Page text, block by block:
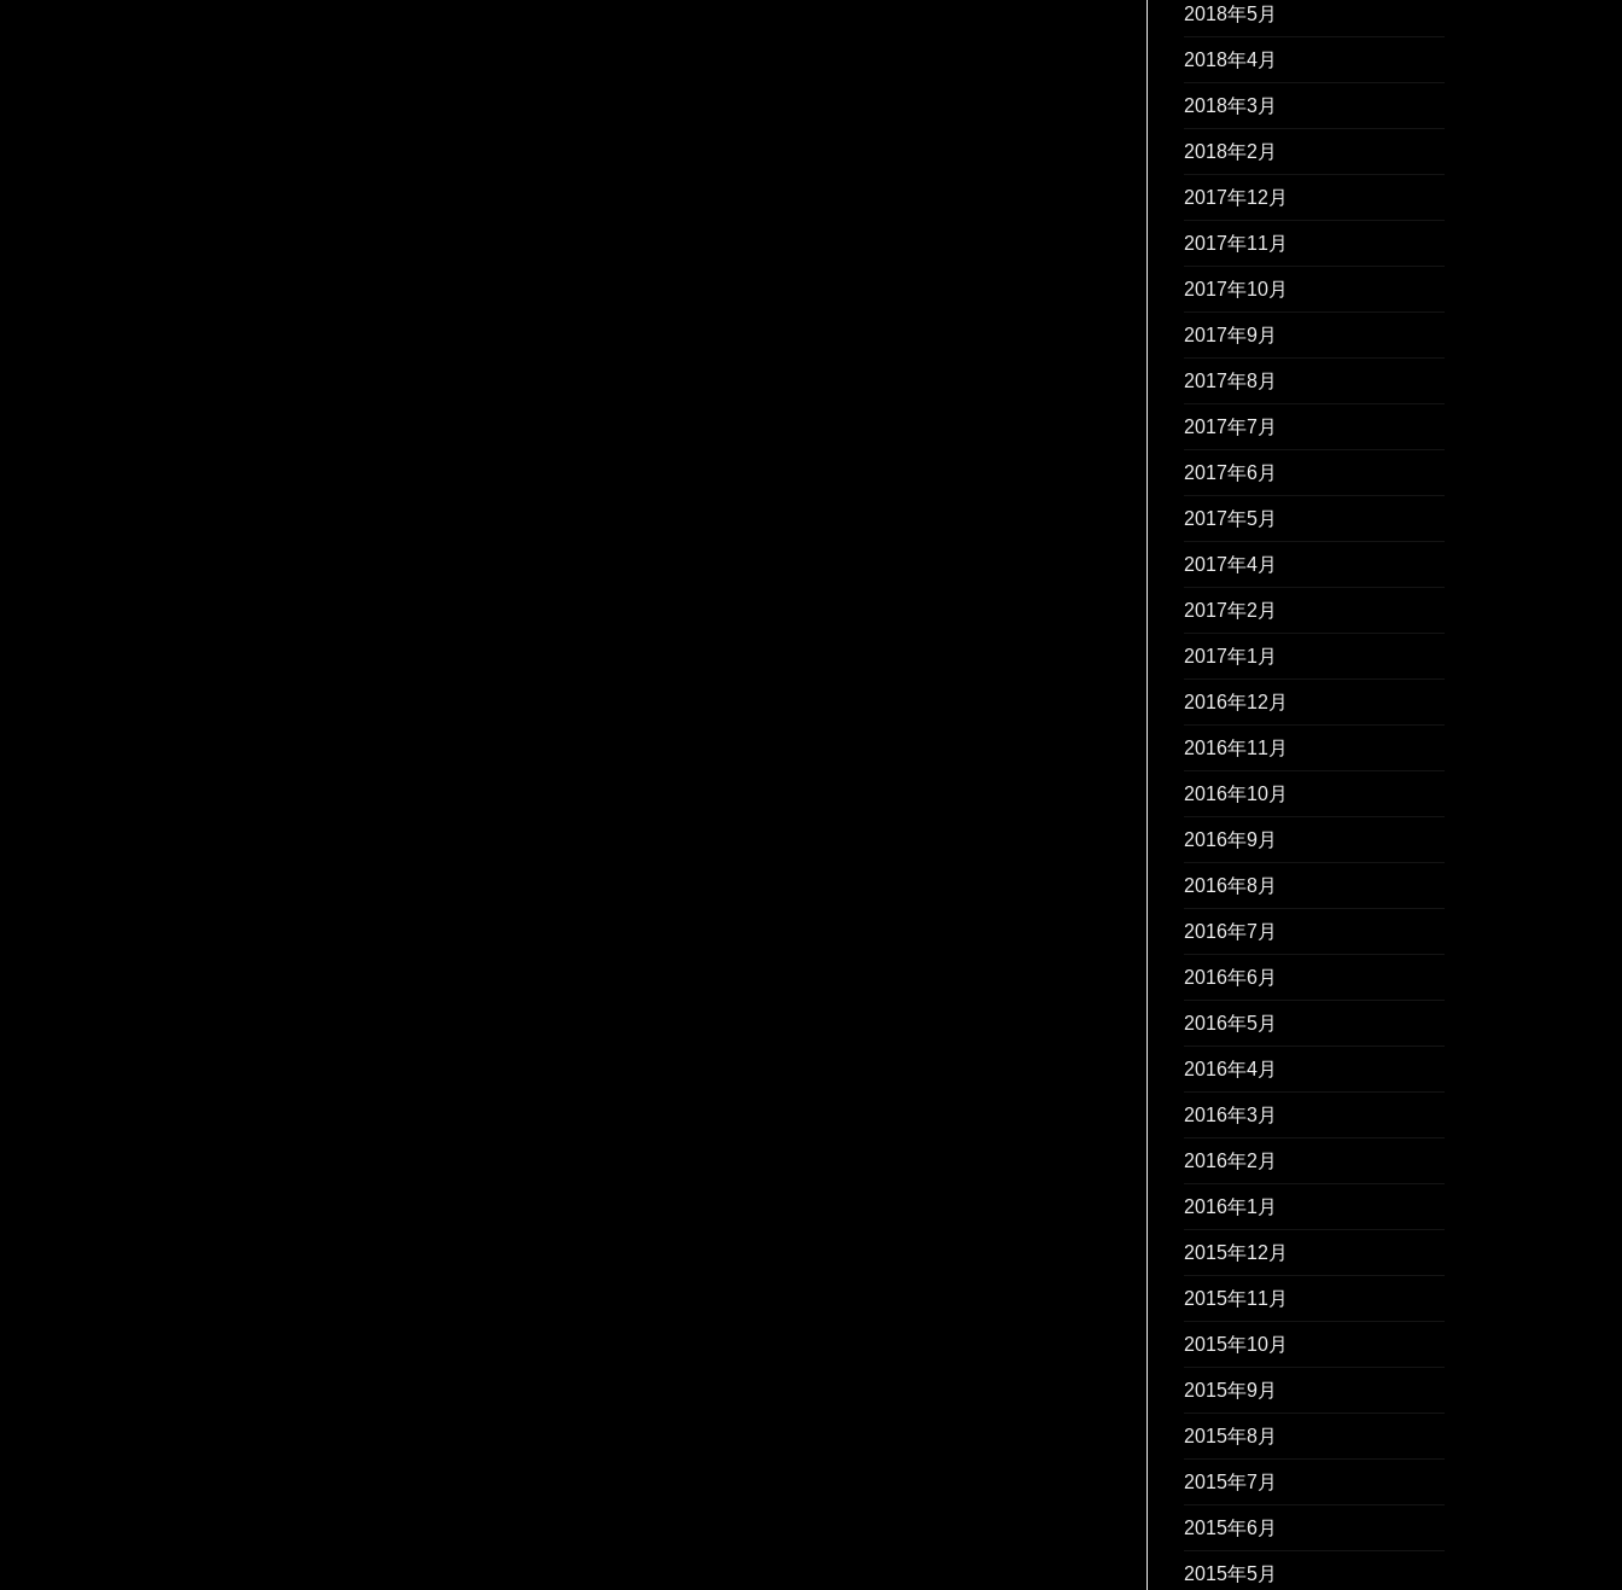
2018年5月
2018年4月
2018年3月
2018年2月
2017年12月
2017年11月
2017年10月
2017年9月
2017年8月
2017年7月
2017年6月
2017年5月
2017年4月
2017年2月
2017年1月
2016年12月
2016年11月
2016年10月
2016年9月
2016年8月
2016年7月
2016年6月
2016年5月
2016年4月
2016年3月
2016年2月
2016年1月
2015年12月
2015年11月
2015年10月
2015年9月
2015年8月
2015年7月
2015年6月
2015年5月